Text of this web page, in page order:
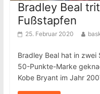
Bradley Beal
Fußstapfen
25. Februar 2020
Bradley Beal hat in zwei
50-Punkte-Marke
Kobe Bryant im Jahr